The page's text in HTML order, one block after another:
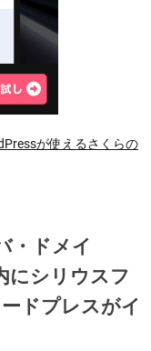
が使えるさくらの
・ドメイ
にシリウスフ
ドプレスがイ